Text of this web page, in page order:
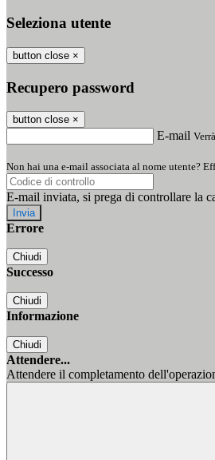
Seleziona utente
button close ×
Recupero password
button close ×
E-mail
Non hai una e-mail associata al nome utente?
E-mail inviata, si prega di controllare la
Errore
Chiudi
Successo
Chiudi
Informazione
Chiudi
Attendere...
Attendere il completamento